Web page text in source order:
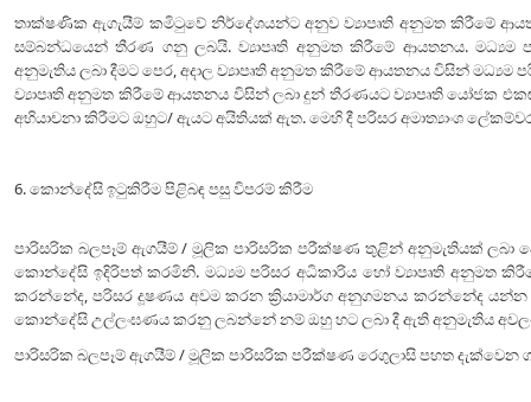
තාක්ෂණික ඇගැයීම් කමිටුවේ නිර්දේශයන්ට අනුව ව්‍යාපෘති අනුමත කිරීමේ
සම්බන්ධයෙන් තීරණ ගනු ලබයි. ව්‍යාපෘති අනුමත කිරීමේ ආයතනය. මධ්‍යම
අනුමැතිය ලබා දීමට පෙර, අදාල ව්‍යාපෘති අනුමත කිරීමේ ආයතනය විසින් මධ්‍යම
ව්‍යාපෘති අනුමත කිරීමේ ආයතනය විසින් ලබා දුන් තීරණයට ව්‍යාපෘති යෝජක
අභියාචනා කිරීමට ඔහුට/ ඇයට අයිතියක් ඇත. මෙහි දී පරිසර අමාත්‍යාංශ
6. කොන්දේසි ඉටුකිරීම පිළිබඳ පසු විපරම් කිරීම
පාරිසරික බලපෑම් ඇගයීම් / මූලික පාරිසරික පරීක්ෂණ තුළින් අනුමැතියක් ලබා
කොන්දේසි ඉදිරිපත් කරමිනි. මධ්‍යම පරිසර අධිකාරිය හෝ ව්‍යාපෘති අනුමත
කරන්නේද, පරිසර දූෂණය අවම කරන ක්‍රියාමාර්ග අනුගමනය කරන්නේද
කොන්දේසි උල්ලංඝණය කරනු ලබන්නේ නම් ඔහු හට ලබා දී ඇති අනුමැතිය
පාරිසරික බලපෑම් ඇගයීම් / මූලික පාරිසරික පරීක්ෂණ රෙගුලාසි පහත දැක්වෙන